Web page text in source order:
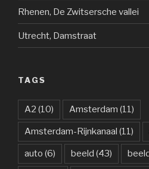
Rhenen, De Zwitsersche vallei
Utrecht, Damstraat
TAGS
A2 (10) Amsterdam (11)
Amsterdam-Rijnkanaal (11)
auto (6) beeld (43)